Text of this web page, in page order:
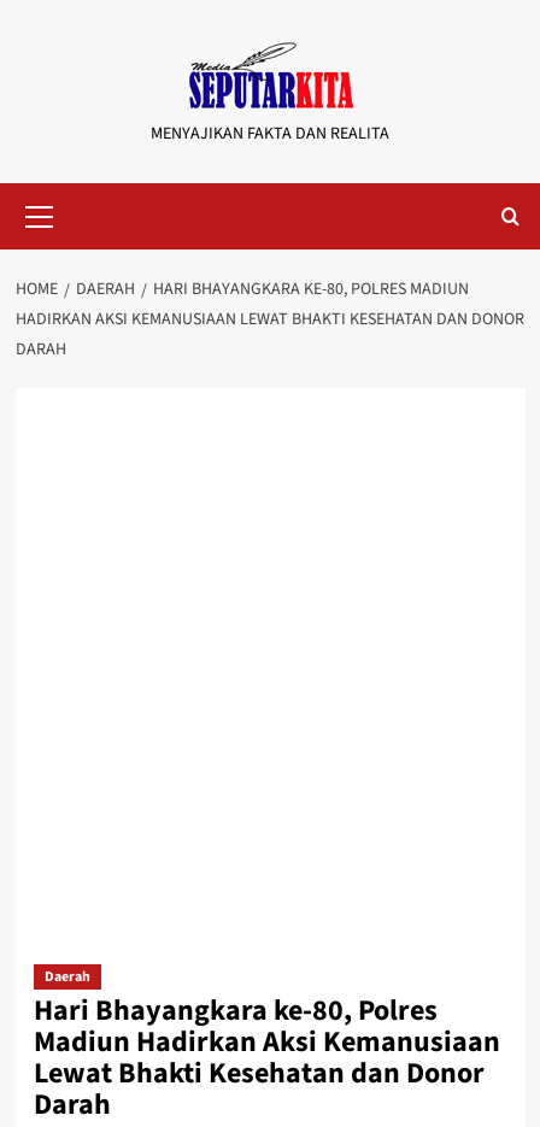
MENYAJIKAN FAKTA DAN REALITA
Menu
HOME DAERAH
HARI BHAYANGKARA KE-80, POLRES MADIUN
HADIRKAN AKSI KEMANUSIAAN LEWAT BHAKTI KESEHATAN DAN DONOR
DARAH
Daerah
Hari Bhayangkara ke-80, Polres
Madiun Hadirkan Aksi Kemanusiaan
Lewat Bhakti Kesehatan dan Donor
Darah